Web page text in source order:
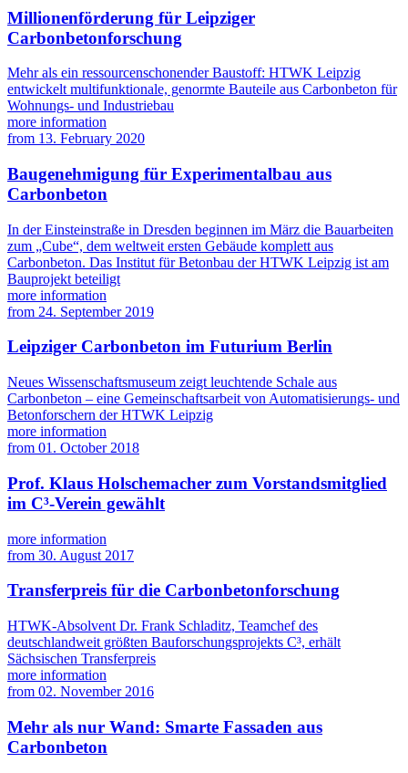
Millionenförderung für Leipziger
Carbonbetonforschung
Mehr als ein ressourcenschonender Baustoff: HTWK Leipzig
entwickelt multifunktionale, genormte Bauteile aus Carbonbeton für
Wohnungs- und Industriebau
more information
from 13. February 2020
Baugenehmigung für Experimentalbau aus
Carbonbeton
In der Einsteinstraße in Dresden beginnen im März die Bauarbeiten
zum „Cube“, dem weltweit ersten Gebäude komplett aus
Carbonbeton. Das Institut für Betonbau der HTWK Leipzig ist am
Bauprojekt beteiligt
more information
from 24. September 2019
Leipziger Carbonbeton im Futurium Berlin
Neues Wissenschaftsmuseum zeigt leuchtende Schale aus
Carbonbeton – eine Gemeinschaftsarbeit von Automatisierungs- und
Betonforschern der HTWK Leipzig
more information
from 01. October 2018
Prof. Klaus Holschemacher zum Vorstandsmitglied
im C³-Verein gewählt
more information
from 30. August 2017
Transferpreis für die Carbonbetonforschung
HTWK-Absolvent Dr. Frank Schladitz, Teamchef des
deutschlandweit größten Bauforschungsprojekts C³, erhält
Sächsischen Transferpreis
more information
from 02. November 2016
Mehr als nur Wand: Smarte Fassaden aus
Carbonbeton